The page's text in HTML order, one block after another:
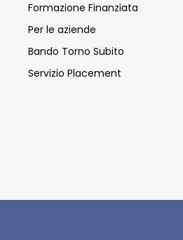
Formazione Finanziata
Per le aziende
Bando Torno Subito
Servizio Placement